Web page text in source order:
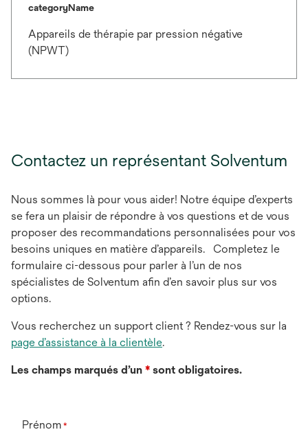
categoryName
Appareils de thérapie par pression négative
(NPWT)
Contactez un représentant Solventum
Nous sommes là pour vous aider! Notre équipe d’experts
se fera un plaisir de répondre à vos questions et de vous
proposer des recommandations personnalisées pour vos
besoins uniques en matière d’appareils. Completez le
formulaire ci-dessous pour parler à l’un de nos
spécialistes de Solventum afin d’en savoir plus sur vos
options.
Vous recherchez un support client ? Rendez-vous sur la
page d’assistance à la clientèle.
Les champs marqués d’un * sont obligatoires.
Prénom *